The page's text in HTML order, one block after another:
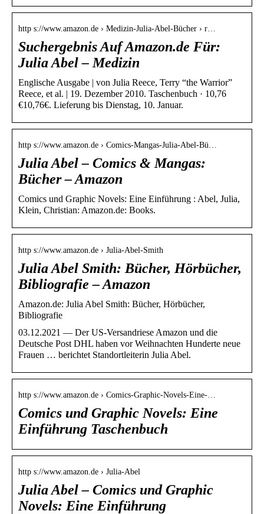
http s://www.amazon.de › Medizin-Julia-Abel-Bücher › r…
Suchergebnis Auf Amazon.de Für:
Julia Abel – Medizin
Englische Ausgabe | von Julia Reece, Terry “the Warrior”
Reece, et al. | 19. Dezember 2010. Taschenbuch · 10,76
€10,76€. Lieferung bis Dienstag, 10. Januar.
http s://www.amazon.de › Comics-Mangas-Julia-Abel-Bü…
Julia Abel – Comics & Mangas:
Bücher – Amazon
Comics und Graphic Novels: Eine Einführung : Abel, Julia,
Klein, Christian: Amazon.de: Books.
http s://www.amazon.de › Julia-Abel-Smith
Julia Abel Smith: Bücher, Hörbücher,
Bibliografie – Amazon
Amazon.de: Julia Abel Smith: Bücher, Hörbücher,
Bibliografie
03.12.2021 — Der US-Versandriese Amazon und die
Deutsche Post DHL haben vor Weihnachten Hunderte neue
Frauen … berichtet Standortleiterin Julia Abel.
http s://www.amazon.de › Comics-Graphic-Novels-Eine-…
Comics und Graphic Novels: Eine
Einführung Taschenbuch
http s://www.amazon.de › Julia-Abel
Julia Abel – Comics und Graphic
Novels: Eine Einführung